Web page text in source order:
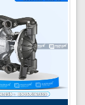
môi trường
chắc từ nhôm
này đảm
là giải pháp lý
sự an toàn và